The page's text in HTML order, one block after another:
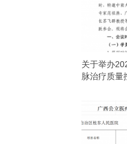
关于举办
脉治疗质量